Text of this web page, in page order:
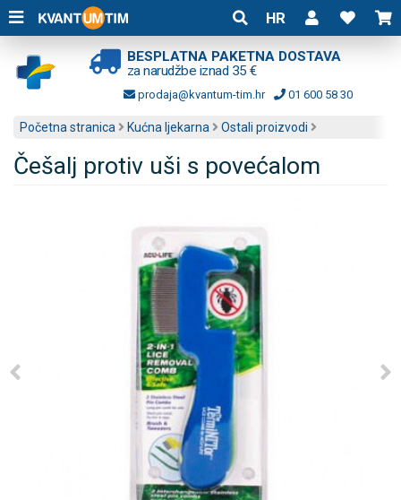
HR
BESPLATNA PAKETNA DOSTAVA
za narudžbe iznad 35 €
prodaja@kvantum-tim.hr 01 600 58 30
Početna stranica Kućna ljekarna Ostali proizvodi
Češalj protiv uši s povećalom